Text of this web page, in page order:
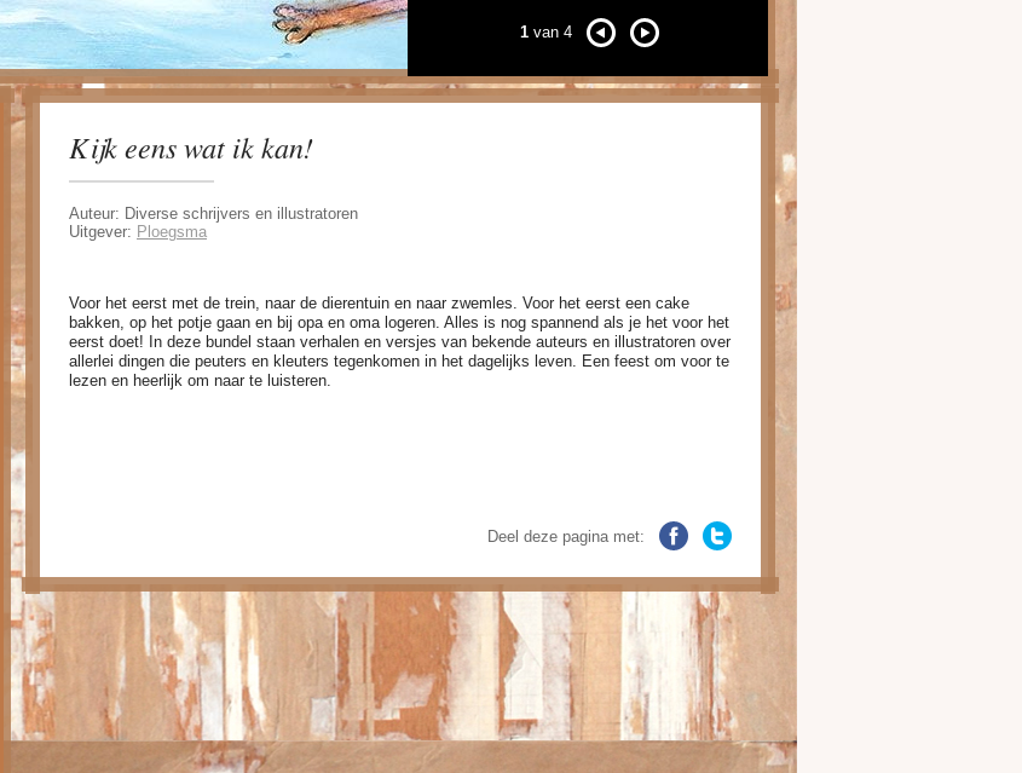
1 van 4
Kijk eens wat ik kan!
Auteur: Diverse schrijvers en illustratoren
Uitgever: Ploegsma
Voor het eerst met de trein, naar de dierentuin en naar zwemles. Voor het eerst een cake
bakken, op het potje gaan en bij opa en oma logeren. Alles is nog spannend als je het voor het
eerst doet! In deze bundel staan verhalen en versjes van bekende auteurs en illustratoren over
allerlei dingen die peuters en kleuters tegenkomen in het dagelijks leven. Een feest om voor te
lezen en heerlijk om naar te luisteren.
Deel deze pagina met: